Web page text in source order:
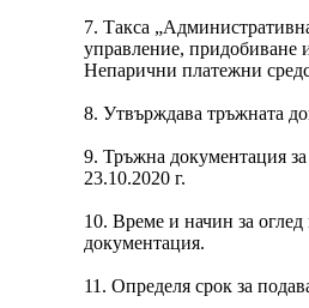
7. Такса
управление,
Непарични платежни
8. Утвърждава тръжната
9. Тръжна документация
23.10.2020 г.
10. Време и начин за
документация.
11. Определя срок за